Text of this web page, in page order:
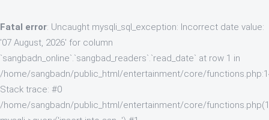
Fatal error: Uncaught mysqli_sql_exception: Incorrect date value:
'07 August, 2026' for column
`sangbadn_online`.`sangbad_readers`.`read_date` at row 1 in
/home/sangbadn/public_html/entertainment/core/
Stack trace: #0
/home/sangbadn/public_html/entertainment/core/